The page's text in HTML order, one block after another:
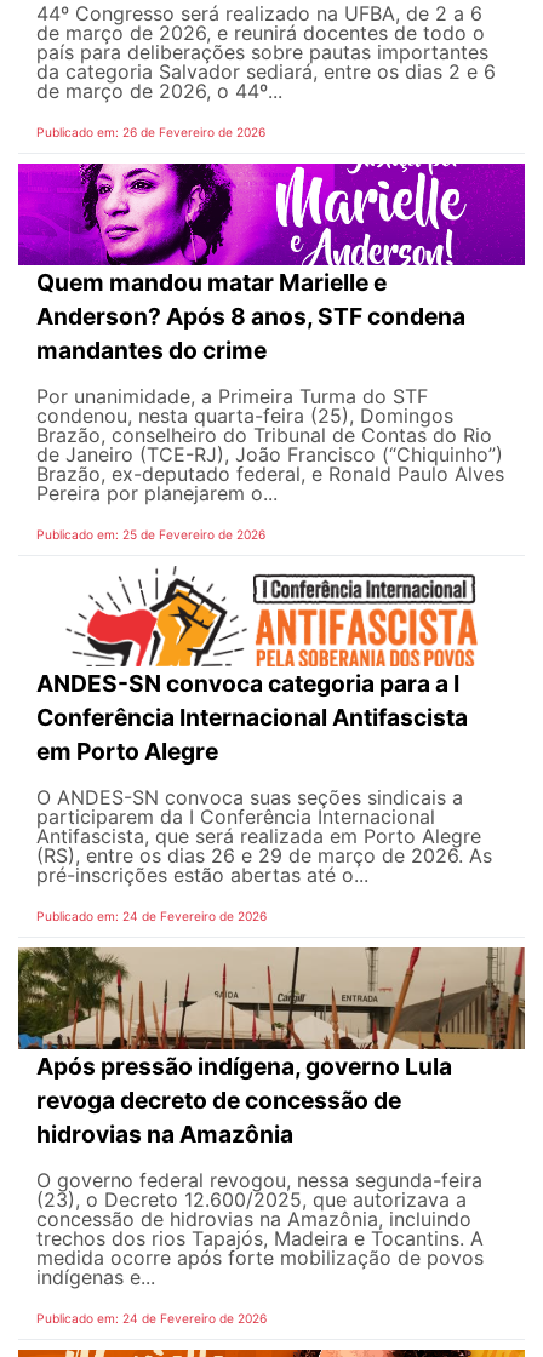
44º Congresso será realizado na UFBA, de 2 a 6
de março de 2026, e reunirá docentes de todo o
país para deliberações sobre pautas importantes
da categoria Salvador sediará, entre os dias 2 e 6
de março de 2026, o 44º...
Publicado em: 26 de Fevereiro de 2026
Quem mandou matar Marielle e
Anderson? Após 8 anos, STF condena
mandantes do crime
Por unanimidade, a Primeira Turma do STF
condenou, nesta quarta-feira (25), Domingos
Brazão, conselheiro do Tribunal de Contas do Rio
de Janeiro (TCE-RJ), João Francisco (“Chiquinho”)
Brazão, ex-deputado federal, e Ronald Paulo Alves
Pereira por planejarem o...
Publicado em: 25 de Fevereiro de 2026
ANDES-SN convoca categoria para a I
Conferência Internacional Antifascista
em Porto Alegre
O ANDES-SN convoca suas seções sindicais a
participarem da I Conferência Internacional
Antifascista, que será realizada em Porto Alegre
(RS), entre os dias 26 e 29 de março de 2026. As
pré-inscrições estão abertas até o...
Publicado em: 24 de Fevereiro de 2026
Após pressão indígena, governo Lula
revoga decreto de concessão de
hidrovias na Amazônia
O governo federal revogou, nessa segunda-feira
(23), o Decreto 12.600/2025, que autorizava a
concessão de hidrovias na Amazônia, incluindo
trechos dos rios Tapajós, Madeira e Tocantins. A
medida ocorre após forte mobilização de povos
indígenas e...
Publicado em: 24 de Fevereiro de 2026